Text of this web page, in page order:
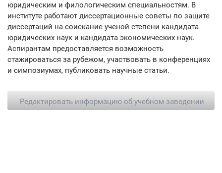
юридическим и филологическим специальностям. В
институте работают диссертационные советы по защите
диссертаций на соискание ученой степени кандидата
юридических наук и кандидата экономических наук.
Аспирантам предоставляется возможность
стажироваться за рубежом, участвовать в конференциях
и симпозиумах, публиковать научные статьи.
Редактировать информацию об учебном заведении